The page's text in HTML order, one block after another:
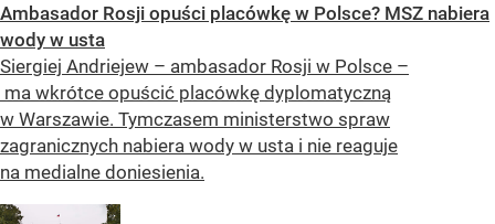
Ambasador Rosji opuści placówkę w Polsce? MSZ nabiera
wody w usta
Siergiej Andriejew – ambasador Rosji w Polsce –
ma wkrótce opuścić placówkę dyplomatyczną
w Warszawie. Tymczasem ministerstwo spraw
zagranicznych nabiera wody w usta i nie reaguje
na medialne doniesienia.